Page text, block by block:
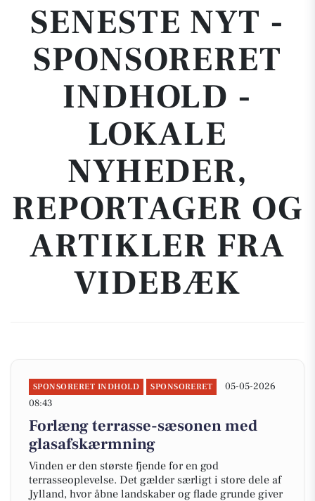
SENESTE NYT -
SPONSORERET
INDHOLD -
LOKALE
NYHEDER,
REPORTAGER OG
ARTIKLER FRA
VIDEBÆK
SPONSORERET INDHOLD SPONSORERET
05-05-2026
08:43
Forlæng terrasse-sæsonen med
glasafskærmning
Vinden er den største fjende for en god
terrasseoplevelse. Det gælder særligt i store dele af
Jylland, hvor åbne landskaber og flade grunde giver